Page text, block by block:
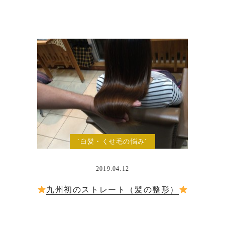
`白髪・くせ毛の悩み`
2019.04.12
九州初のストレート（髪の整形）